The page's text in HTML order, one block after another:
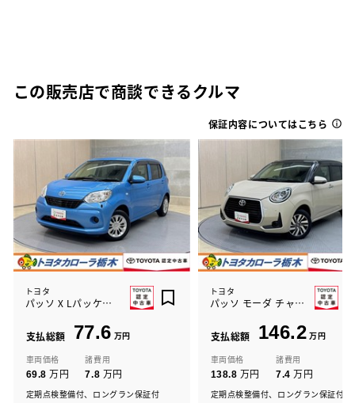
この販売店で商談できるクルマ
保証内容についてはこちら
トヨタ
パッソ X LパッケージS
支払総額 77.6 万円
車両価格
69.8 万円
諸費用
7.8 万円
定期点検整備付、ロングラン保証付
トヨタ
パッソ モーダ チャーム
支払総額 146.2 万円
車両価格
138.8 万円
諸費用
7.4 万円
定期点検整備付、ロングラン保証付